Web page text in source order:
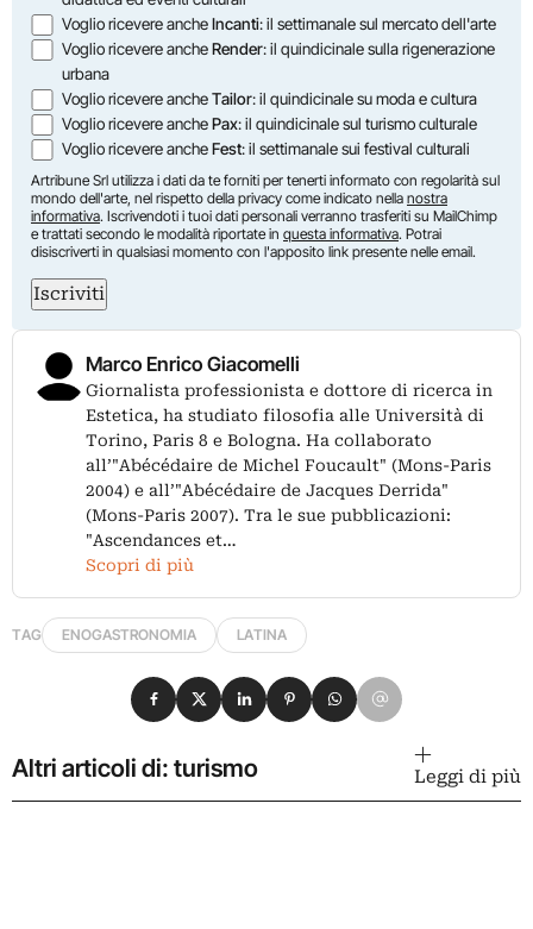
Voglio ricevere ancheIncanti: il settimanale sul mercato dell'arte
Voglio ricevere ancheRender: il quindicinale sulla rigenerazione
urbana
Voglio ricevere ancheTailor: il quindicinale su moda e cultura
Voglio ricevere anchePax: il quindicinale sul turismo culturale
Voglio ricevere ancheFest: il settimanale sui festival culturali
Artribune Srl utilizza i dati da te forniti per tenerti informato con regolarità sul
mondo dell'arte, nel rispetto della privacy come indicato nella nostra
informativa. Iscrivendoti i tuoi dati personali verranno trasferiti su MailChimp
e trattati secondo le modalità riportate in questa informativa. Potrai
disiscriverti in qualsiasi momento con l'apposito link presente nelle email.
Iscriviti
Marco Enrico Giacomelli
Giornalista professionista e dottore di ricerca in
Estetica, ha studiato filosofia alle Università di
Torino, Paris 8 e Bologna. Ha collaborato
all’"Abécédaire de Michel Foucault" (Mons-Paris
2004) e all’"Abécédaire de Jacques Derrida"
(Mons-Paris 2007). Tra le sue pubblicazioni:
"Ascendances et…
Scopri di più
TAG ENOGASTRONOMIA LATINA
Condividi su Facebook
Condividi su X
Condividi su LinkedIn
Condividi su Pinterest
Condividi su WhatsApp
Condividi su Email
Altri articoli di: turismo Leggi di più